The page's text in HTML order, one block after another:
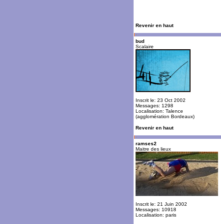
Revenir en haut
bud
Scalaire
Inscrit le: 23 Oct 2002
Messages: 1298
Localisation: Talence
(agglomération Bordeaux)
Revenir en haut
ramses2
Maitre des lieux
Inscrit le: 21 Juin 2002
Messages: 10918
Localisation: paris